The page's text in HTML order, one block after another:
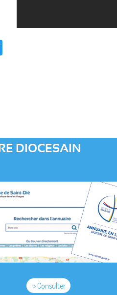
DIOCESAIN
> Consulter